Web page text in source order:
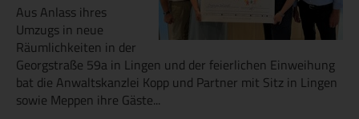
Aus Anlass ihres
Umzugs in neue
Räumlichkeiten in der
Georgstraße 59a in Lingen und der feierlichen Einweihung
bat die Anwaltskanzlei Kopp und Partner mit Sitz in Lingen
sowie Meppen ihre Gäste...